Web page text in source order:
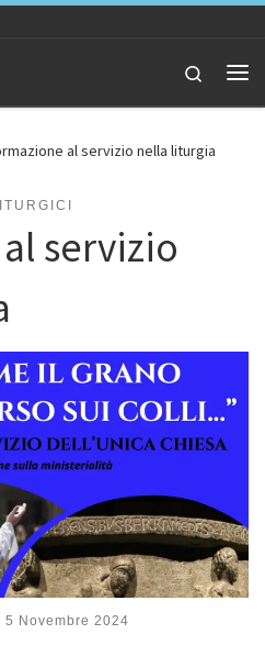
Search
al servizio nella liturgia
servizio
5 Novembre 2024